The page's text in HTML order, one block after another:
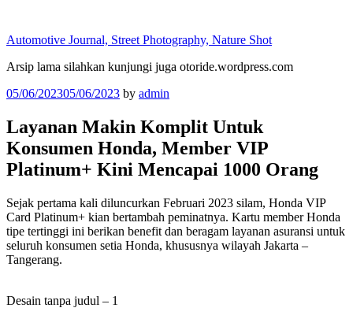
content
Automotive Journal, Street Photography, Nature Shot
Arsip lama silahkan kunjungi juga otoride.wordpress.com
Posted
05/06/202305/06/2023 by admin
Layanan Makin Komplit Untuk
Konsumen Honda, Member VIP
Platinum+ Kini Mencapai 1000 Orang
Sejak pertama kali diluncurkan Februari 2023 silam, Honda VIP
Card Platinum+ kian bertambah peminatnya. Kartu member Honda
tipe tertinggi ini berikan benefit dan beragam layanan asuransi untuk
seluruh konsumen setia Honda, khususnya wilayah Jakarta –
Tangerang.
Desain tanpa judul – 1